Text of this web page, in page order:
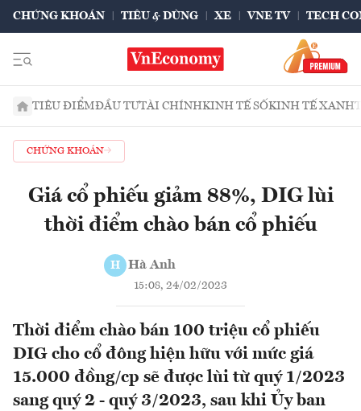
CHỨNG KHOÁN TIÊU & DÙNG XE VNE TV TECH
TIÊU ĐIỂMĐẦU TƯTÀI CHÍNHKINH TẾ SỐKINH TẾ XANH
CHỨNG KHOÁN
Giá cổ phiếu giảm 88%, DIG lùi
thời điểm chào bán cổ phiếu
H Hà Anh
15:08, 24/02/2023
Thời điểm chào bán 100 triệu cổ phiếu
DIG cho cổ đông hiện hữu với mức giá
15.000 đồng/cp sẽ được lùi từ quý 1/2023
sang quý 2 - quý 3/2023, sau khi Ủy ban